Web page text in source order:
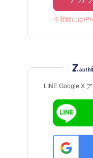
※登録には
LINE Google X